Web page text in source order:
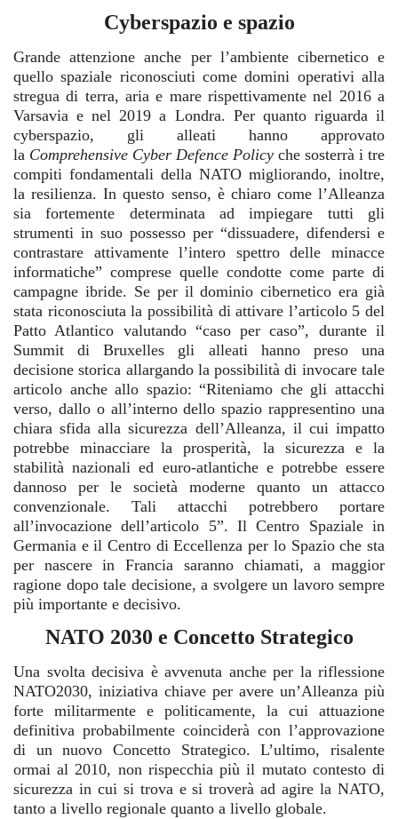
Cyberspazio e spazio
Grande attenzione anche per l’ambiente cibernetico e
quello spaziale riconosciuti come domini operativi alla
stregua di terra, aria e mare rispettivamente nel 2016 a
Varsavia e nel 2019 a Londra. Per quanto riguarda il
cyberspazio, gli alleati hanno approvato
la Comprehensive Cyber Defence Policy che sosterrà i tre
compiti fondamentali della NATO migliorando, inoltre,
la resilienza. In questo senso, è chiaro come l’Alleanza
sia fortemente determinata ad impiegare tutti gli
strumenti in suo possesso per “dissuadere, difendersi e
contrastare attivamente l’intero spettro delle minacce
informatiche” comprese quelle condotte come parte di
campagne ibride. Se per il dominio cibernetico era già
stata riconosciuta la possibilità di attivare l’articolo 5 del
Patto Atlantico valutando “caso per caso”, durante il
Summit di Bruxelles gli alleati hanno preso una
decisione storica allargando la possibilità di invocare tale
articolo anche allo spazio: “Riteniamo che gli attacchi
verso, dallo o all’interno dello spazio rappresentino una
chiara sfida alla sicurezza dell’Alleanza, il cui impatto
potrebbe minacciare la prosperità, la sicurezza e la
stabilità nazionali ed euro-atlantiche e potrebbe essere
dannoso per le società moderne quanto un attacco
convenzionale. Tali attacchi potrebbero portare
all’invocazione dell’articolo 5”. Il Centro Spaziale in
Germania e il Centro di Eccellenza per lo Spazio che sta
per nascere in Francia saranno chiamati, a maggior
ragione dopo tale decisione, a svolgere un lavoro sempre
più importante e decisivo.
NATO 2030 e Concetto Strategico
Una svolta decisiva è avvenuta anche per la riflessione
NATO2030, iniziativa chiave per avere un’Alleanza più
forte militarmente e politicamente, la cui attuazione
definitiva probabilmente coinciderà con l’approvazione
di un nuovo Concetto Strategico. L’ultimo, risalente
ormai al 2010, non rispecchia più il mutato contesto di
sicurezza in cui si trova e si troverà ad agire la NATO,
tanto a livello regionale quanto a livello globale.